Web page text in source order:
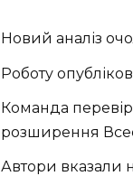
Новий аналіз
Роботу
Команда
розширення
Автори вказали